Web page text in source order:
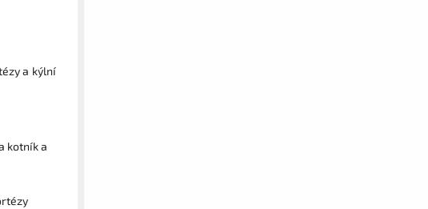
a kýlní
kotník a